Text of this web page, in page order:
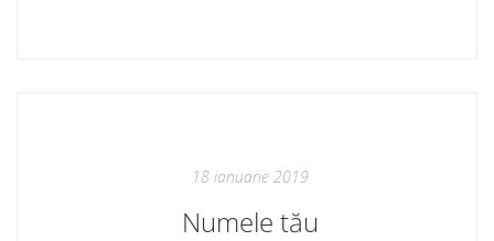
18 ianuarie 2019
Numele tău